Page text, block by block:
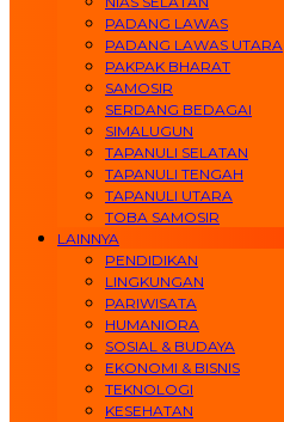
PADANG LAWAS
PADANG LAWAS UTARA
PAKPAK BHARAT
SAMOSIR
SERDANG BEDAGAI
SIMALUGUN
TAPANULI SELATAN
TAPANULI TENGAH
TAPANULI UTARA
TOBA SAMOSIR
LAINNYA
PENDIDIKAN
LINGKUNGAN
PARIWISATA
HUMANIORA
SOSIAL & BUDAYA
EKONOMI & BISNIS
TEKNOLOGI
KESEHATAN